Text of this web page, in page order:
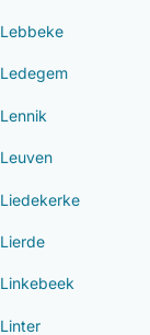
Lebbeke
Ledegem
Lennik
Leuven
Liedekerke
Lierde
Linkebeek
Linter